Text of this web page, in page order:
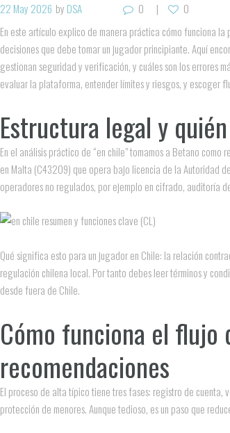
22 May 2026 by DSA 0
0
En este artículo explico de manera práctica cómo funciona
decisiones que debe tomar un jugador principiante. Aquí
gestionan seguridad y verificación, y cuáles son los errores
evaluar la plataforma, entender límites y riesgos, y escoger
Estructura legal y
En el análisis práctico de “en chile” tomamos a Betano
en Malta (C43209) que opera bajo licencia de la Autoridad
operadores no regulados, por ejemplo en cifrado, auditoría
Qué significa esto para un jugador en Chile: la relación
regulación chilena local. Por tanto debes leer términos y
desde fuera de Chile.
Cómo funciona el
recomendaciones
El proceso de alta típico tiene tres fases: registro de
protección de menores. Aunque tedioso, es un paso que